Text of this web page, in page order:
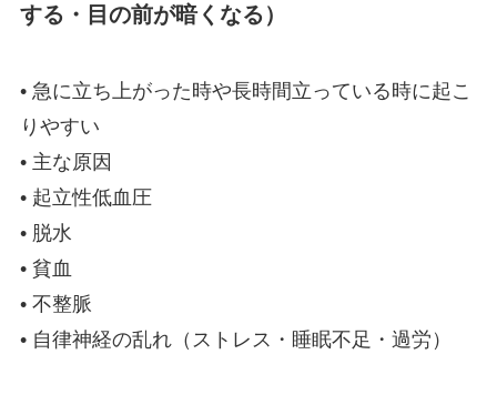
する・目の前が暗くなる）
• 急に立ち上がった時や長時間立っている時に起こ
りやすい
• 主な原因
• 起立性低血圧
• 脱水
• 貧血
• 不整脈
• 自律神経の乱れ（ストレス・睡眠不足・過労）